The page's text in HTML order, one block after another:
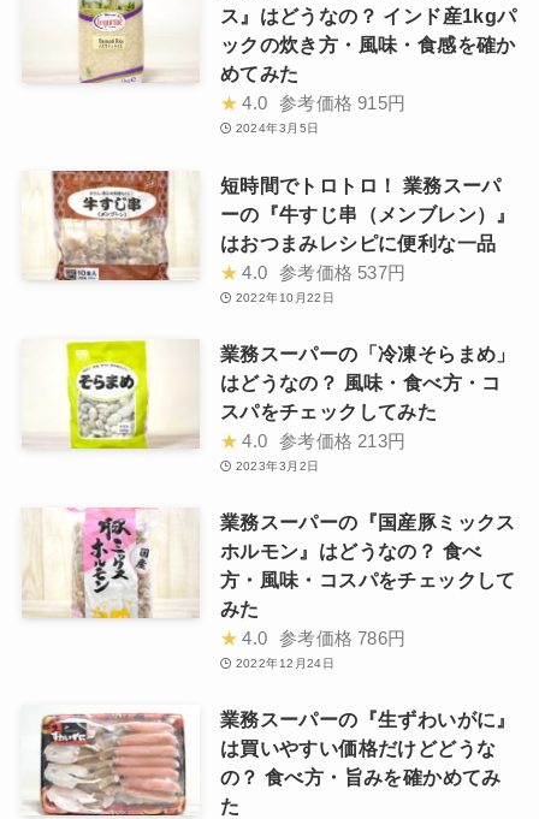
ス』はどうなの？ インド産1kgパ
ックの炊き方・風味・食感を確か
めてみた
★ 4.0 参考価格 915円
2024年3月5日
短時間でトロトロ！ 業務スーパ
ーの『牛すじ串（メンブレン）』
はおつまみレシピに便利な一品
★ 4.0 参考価格 537円
2022年10月22日
業務スーパーの「冷凍そらまめ」
はどうなの？ 風味・食べ方・コ
スパをチェックしてみた
★ 4.0 参考価格 213円
2023年3月2日
業務スーパーの『国産豚ミックス
ホルモン』はどうなの？ 食べ
方・風味・コスパをチェックして
みた
★ 4.0 参考価格 786円
2022年12月24日
業務スーパーの『生ずわいがに』
は買いやすい価格だけどどうな
の？ 食べ方・旨みを確かめてみ
た